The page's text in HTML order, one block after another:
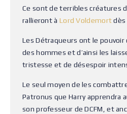
Ce sont de terribles créatures
rallieront à Lord Voldemortdès
Les Détraqueurs ont le pouvoir
des hommes et d’ainsi les
tristesse et de désespoir
Le seul moyen de les
Patronus que Harry apprendra
son professeur de DCFM, et